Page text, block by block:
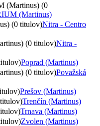
(Martinus) (0
(Martinus)
(0 titulov)Nitra - Centro
(0 titulov)Nitra -
Poprad (Martinus)
(0 titulov)Považská
Prešov (Martinus)
Trenčín (Martinus)
Trnava (Martinus)
Zvolen (Martinus)